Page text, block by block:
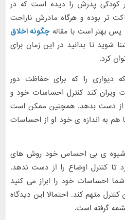
کودکی پدرش را دیده است که در
تر بوده و هرگاه مادرش ناراحت
بهتر است با مقاله چگونه اخلاق
شوید تا بدانید در این زمان برای
کرد.
دیواری را که برای حفاظت دور
کند کنترل احساسات خود و
از دست بدهد. همچنین ممکن است
هم به اندازه ی خود او از احساسات
شیوه ی بی احساس خود روش های
تا کنترل اوضاع را از دست ندهد.
احساسات خود را ابراز می کنید
متهم کند. احتمالا این دیدگاه
گرفته است.